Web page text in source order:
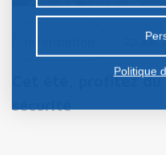
22 Juil.
Cet été, profitez du
sécurité
préalable.
Politique